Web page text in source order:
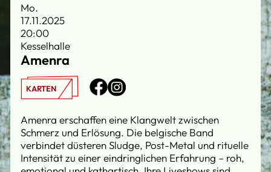
Mo.
17.11.2025
20:00
Kesselhalle
Amenra
KARTEN
Amenra erschaffen eine Klangwelt zwischen
Schmerz und Erlösung. Die belgische Band
verbindet düsteren Sludge, Post-Metal und rituelle
Intensität zu einer eindringlichen Erfahrung – roh,